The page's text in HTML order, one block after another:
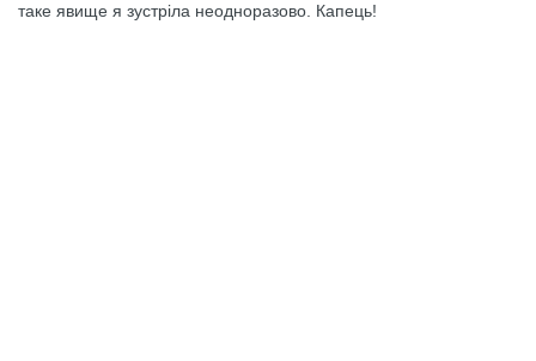
таке явище я зустріла неодноразово. Капець!